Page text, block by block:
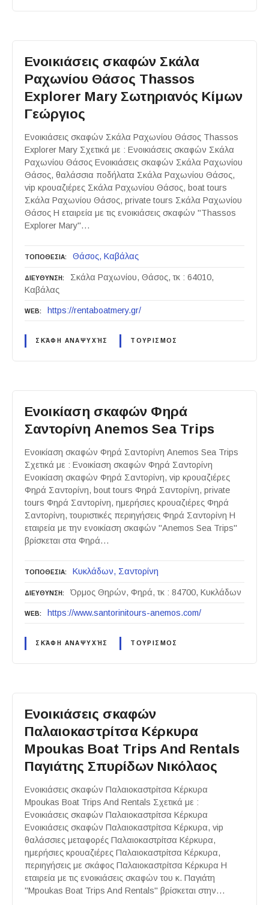
Ενοικιάσεις σκαφών Σκάλα
Ραχωνίου Θάσος Thassos
Explorer Mary Σωτηριανός Κίμων
Γεώργιος
Ενοικιάσεις σκαφών Σκάλα Ραχωνίου Θάσος Thassos
Explorer Mary Σχετικά με : Ενοικιάσεις σκαφών Σκάλα
Ραχωνίου Θάσος Ενοικιάσεις σκαφών Σκάλα Ραχωνίου
Θάσος, θαλάσσια ποδήλατα Σκάλα Ραχωνίου Θάσος,
vip κρουαζιέρες Σκάλα Ραχωνίου Θάσος, boat tours
Σκάλα Ραχωνίου Θάσος, private tours Σκάλα Ραχωνίου
Θάσος Η εταιρεία με τις ενοικιάσεις σκαφών "Thassos
Explorer Mary"…
ΤΟΠΟΘΕΣΙΑ Θάσος Καβάλας
ΔΙΕΥΘΥΝΣΗ
Σκάλα Ραχωνίου, Θάσος, τκ : 64010,
Καβάλας
WEB https://rentaboatmery.gr/
ΣΚΆΦΗ ΑΝΑΨΥΧΉΣ ΤΟΥΡΙΣΜΟΣ
Ενοικίαση σκαφών Φηρά
Σαντορίνη Anemos Sea Trips
Ενοικίαση σκαφών Φηρά Σαντορίνη Anemos Sea Trips
Σχετικά με : Ενοικίαση σκαφών Φηρά Σαντορίνη
Ενοικίαση σκαφών Φηρά Σαντορίνη, vip κρουαζιέρες
Φηρά Σαντορίνη, bout tours Φηρά Σαντορίνη, private
tours Φηρά Σαντορίνη, ημερήσιες κρουαζιέρες Φηρά
Σαντορίνη, τουριστικές περιηγήσεις Φηρά Σαντορίνη Η
εταιρεία με την ενοικίαση σκαφών "Anemos Sea Trips"
βρίσκεται στα Φηρά…
ΤΟΠΟΘΕΣΙΑ Κυκλάδων Σαντορίνη
ΔΙΕΥΘΥΝΣΗ Όρμος Θηρών, Φηρά, τκ : 84700, Κυκλάδων
WEB https://www.santorinitours-anemos.com/
ΣΚΆΦΗ ΑΝΑΨΥΧΉΣ ΤΟΥΡΙΣΜΟΣ
Ενοικιάσεις σκαφών
Παλαιοκαστρίτσα Κέρκυρα
Mpoukas Boat Trips And Rentals
Παγιάτης Σπυρίδων Νικόλαος
Ενοικιάσεις σκαφών Παλαιοκαστρίτσα Κέρκυρα
Mpoukas Boat Trips And Rentals Σχετικά με :
Ενοικιάσεις σκαφών Παλαιοκαστρίτσα Κέρκυρα
Ενοικιάσεις σκαφών Παλαιοκαστρίτσα Κέρκυρα, vip
θαλάσσιες μεταφορές Παλαιοκαστρίτσα Κέρκυρα,
ημερήσιες κρουαζιέρες Παλαιοκαστρίτσα Κέρκυρα,
περιηγήσεις με σκάφος Παλαιοκαστρίτσα Κέρκυρα Η
εταιρεία με τις ενοικιάσεις σκαφών του κ. Παγιάτη
"Mpoukas Boat Trips And Rentals" βρίσκεται στην…